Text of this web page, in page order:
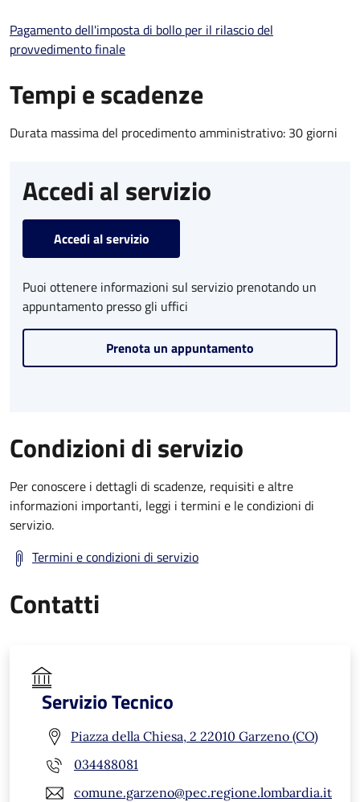
Pagamento dell'imposta di bollo per il rilascio del
provvedimento finale
Tempi e scadenze
Durata massima del procedimento amministrativo: 30 giorni
Accedi al servizio
Accedi al servizio
Puoi ottenere informazioni sul servizio prenotando un
appuntamento presso gli uffici
Prenota un appuntamento
Condizioni di servizio
Per conoscere i dettagli di scadenze, requisiti e altre
informazioni importanti, leggi i termini e le condizioni di
servizio.
Termini e condizioni di servizio
Contatti
Servizio Tecnico
Piazza della Chiesa, 2 22010 Garzeno (CO)
034488081
comune.garzeno@pec.regione.lombardia.it